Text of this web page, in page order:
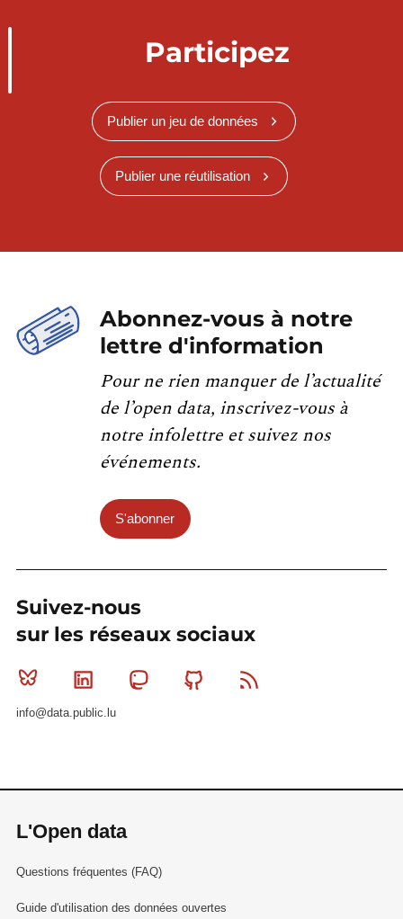
Participez
Publier un jeu de données
Publier une réutilisation
Abonnez-vous à notre
lettre d'information
Pour ne rien manquer de l’actualité
de l’open data, inscrivez-vous à
notre infolettre et suivez nos
événements.
S'abonner
Suivez-nous
sur les réseaux sociaux
Bluesky Linkedin MastodonGithub
info@data.public.lu
L'Open data
Questions fréquentes (FAQ)
Guide d'utilisation des données ouvertes